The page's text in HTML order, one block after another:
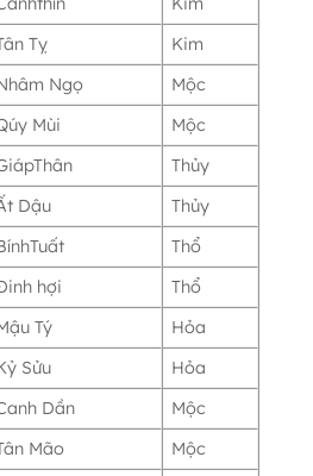
Tỵ
Kim
Ngọ
Mộc
Mùi
Mộc
Thủy
Dậu
Thủy
Thổ
hợi
Thổ
Tý
Hỏa
Sửu
Hỏa
Dần
Mộc
Mão
Mộc